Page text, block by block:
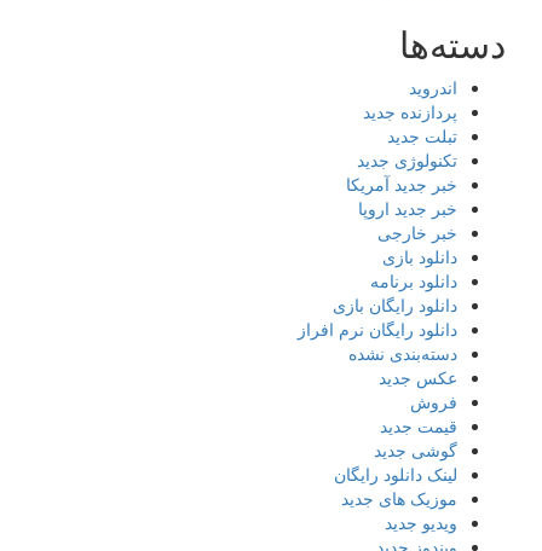
دسته‌ها
اندروید
پردازنده جدید
تبلت جدید
تکنولوژی جدید
خبر جدید آمریکا
خبر جدید اروپا
خبر خارجی
دانلود بازی
دانلود برنامه
دانلود رایگان بازی
دانلود رایگان نرم افراز
دسته‌بندی نشده
عکس جدید
فروش
قیمت جدید
گوشی جدید
لینک دانلود رایگان
موزیک های جدید
ویدیو جدید
ویندوز جدید